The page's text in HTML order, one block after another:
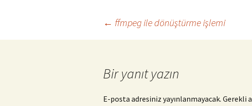
← ffmpeg ile dönüştürme işlemi
Bir yanıt yazın
E-posta adresiniz yayınlanmayacak. Gerekli